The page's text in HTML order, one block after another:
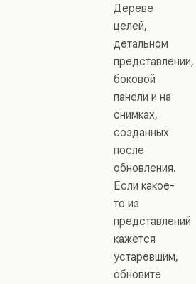
Дереве
целей,
детальном
представлении,
боковой
панели и на
снимках,
созданных
после
обновления.
Если какое-
то из
представлений
кажется
устаревшим,
обновите